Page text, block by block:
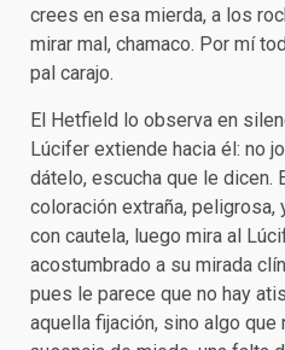
crees en esa mierda, a los
mirar mal, chamaco. Por mí
pal carajo.
El Hetfield lo observa en
Lúcifer extiende hacia él: no
dátelo, escucha que le dicen.
coloración extraña,
con cautela, luego mira al
acostumbrado a su mirada
pues le parece que no hay
aquella fijación, sino algo que